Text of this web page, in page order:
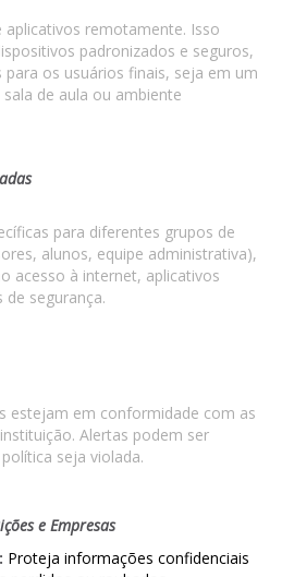
remotamente. Isso
padronizados e seguros,
os usuários finais, seja em um
de aula ou ambiente
para diferentes grupos de
alunos, equipe administrativa),
acesso à internet, aplicativos
segurança.
estejam em conformidade com as
Alertas podem ser
seja violada.
e Empresas
Proteja informações confidenciais